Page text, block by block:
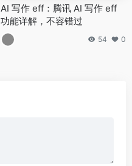
AI 写作 eff：腾讯 AI 写作 eff
功能详解，不容错过
54 0